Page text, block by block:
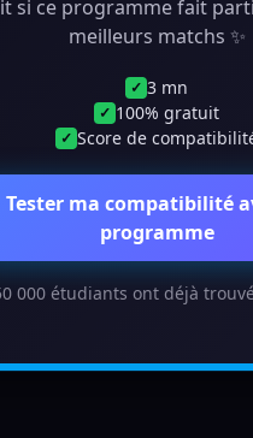
si ce programme fait
meilleurs matchs ✨
✓ 3 mn
✓ 100% gratuit
✓ Score de
Tester ma compatibilité
programme
000 étudiants ont déjà